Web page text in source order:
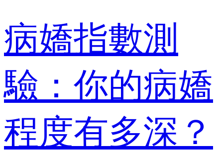
病嬌指數測
驗：你的病嬌
程度有多深？